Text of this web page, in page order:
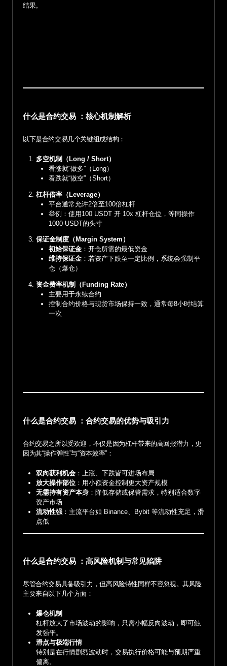
结果。
什么是合约交易 ：核心机制解析
以下是合约交易几个关键组成结构：
多空机制（Long / Short）
看涨就“做多”（Long）
看跌就“做空”（Short）
杠杆倍率（Leverage）
平台通常允许2倍至100倍杠杆
举例：使用100 USDT 开 10x 杠杆仓位，等同操作
1000 USDT的头寸
保证金制度（Margin System）
初始保证金 ：开仓所需的最低资金
维持保证金 ：若资产下跌至一定比例，系统会强制平
仓（爆仓）
资金费率机制（Funding Rate）
主要用于永续合约
控制合约价格与现货市场保持一致，通常每8小时结算
一次
什么是合约交易 ：合约交易的优势与吸引力
合约交易之所以受欢迎，不仅是因为杠杆带来的高回报潜力，更
因为其“操作弹性”与“资本效率”：
双向获利机会：上涨、下跌皆可进场布局
放大操作部位：用小额资金控制更大资产规模
无需持有资产本身：降低存储或保管需求，特别适合数字
资产市场
流动性强：主流平台如 Binance、Bybit 等流动性充足，滑
点低
什么是合约交易 ：高风险机制与常见陷阱
尽管合约交易具备吸引力，但高风险特性同样不容忽视。其风险
主要来自以下几个方面：
爆仓机制
杠杆放大了市场波动的影响，只需小幅反向波动，即可触
发强平。
滑点与极端行情
特别是在行情剧烈波动时，交易执行价格可能与预期严重
偏离。